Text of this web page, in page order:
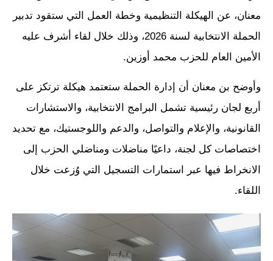
معنان، عن الهيكلة التنظيمية وخطة العمل التي ستقود تدبير
الحملة الانتخابية لسنة 2026، وذلك خلال لقاء أشرف عليه
الأمين العام للحزب محمد أوزين.
وأوضح بن معنان أن إدارة الحملة ستعتمد هيكلة ترتكز على
أربع لجان رئيسية تشمل البرامج الانتخابية، والاستشارات
القانونية، والإعلام والتواصل، والدعم واللوجستيك، مع تحديد
اختصاصات كل لجنة، داعيًا مناضلات ومناضلي الحزب إلى
الانخراط فيها عبر استمارات التسجيل التي وُزعت خلال
اللقاء.